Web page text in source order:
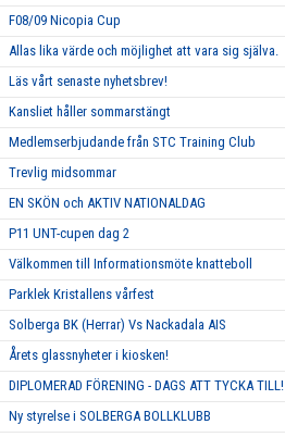
F08/09 Nicopia Cup
Allas lika värde och möjlighet att vara sig själva.
Läs vårt senaste nyhetsbrev!
Kansliet håller sommarstängt
Medlemserbjudande från STC Training Club
Trevlig midsommar
EN SKÖN och AKTIV NATIONALDAG
P11 UNT-cupen dag 2
Välkommen till Informationsmöte knatteboll
Parklek Kristallens vårfest
Solberga BK (Herrar) Vs Nackadala AIS
Årets glassnyheter i kiosken!
DIPLOMERAD FÖRENING - DAGS ATT TYCKA TILL!
Ny styrelse i SOLBERGA BOLLKLUBB